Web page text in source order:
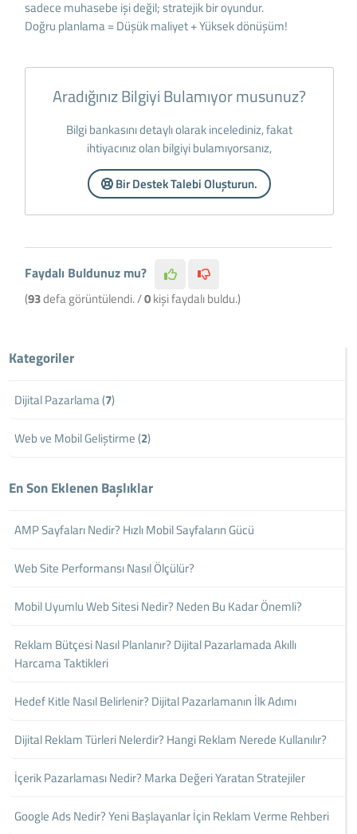
sadece muhasebe işi değil; stratejik bir oyundur.
Doğru planlama = Düşük maliyet + Yüksek dönüşüm!
Aradığınız Bilgiyi Bulamıyor musunuz?
Bilgi bankasını detaylı olarak incelediniz, fakat
ihtiyacınız olan bilgiyi bulamıyorsanız,
Bir Destek Talebi Oluşturun.
Faydalı Buldunuz mu?
(93defa görüntülendi. /0kişi faydalı buldu.)
Kategoriler
Dijital Pazarlama (7)
Web ve Mobil Geliştirme (2)
En Son Eklenen Başlıklar
AMP Sayfaları Nedir? Hızlı Mobil Sayfaların Gücü
Web Site Performansı Nasıl Ölçülür?
Mobil Uyumlu Web Sitesi Nedir? Neden Bu Kadar Önemli?
Reklam Bütçesi Nasıl Planlanır? Dijital Pazarlamada Akıllı
Harcama Taktikleri
Hedef Kitle Nasıl Belirlenir? Dijital Pazarlamanın İlk Adımı
Dijital Reklam Türleri Nelerdir? Hangi Reklam Nerede Kullanılır?
İçerik Pazarlaması Nedir? Marka Değeri Yaratan Stratejiler
Google Ads Nedir? Yeni Başlayanlar İçin Reklam Verme Rehberi